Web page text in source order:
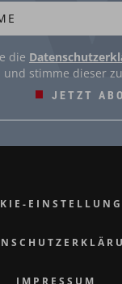
bis Freitag
47027-14
an
Zusteller:in
die Speisen
dem Tiefkühlfach
JETZT
die
und stimme dieser
IMPRESSUM